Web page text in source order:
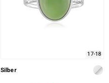
17-18
Silber